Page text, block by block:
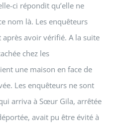
ci répondit qu’elle ne
nom là. Les enquêteurs
avoir vérifié. A la suite
chez les
une maison en face de
Les enquêteurs ne sont
arriva à Sœur Gila, arrêtée
avait pu être évité à